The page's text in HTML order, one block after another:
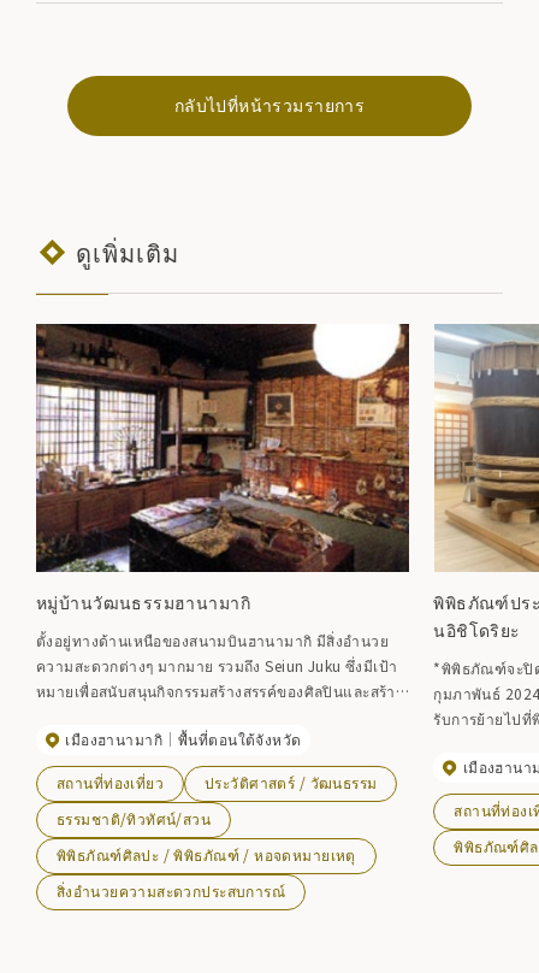
กลับไปที่หน้ารวมรายการ
ดูเพิ่มเติม
หมู่บ้านวัฒนธรรมฮานามากิ
ตั้งอยู่ทางด้านเหนือของสนามบินฮานามากิ มีสิ่งอำนวย
ความสะดวกต่างๆ มากมาย รวมถึง Seiun Juku ซึ่งมีเป้า
หมายเพื่อสนับสนุนกิจกรรมสร้างสรรค์ของศิลปินและสร้าง
ปฏิสัมพันธ์ เช่นเดียวกับ Seiun Juku ซึ่งมีเป้าหมายเพื่อ
เพิ่มความเป็นอิสระ ความคิดและความคิดสร้างสรรค์ของ
เด็กๆ เราจะจัดงาน “สัมมนา Next Generation (ห้องเรียน
ฟรี)” กรุณาสอบถามรายละเอียด นอกจากนี้ ยังดำเนินการ
โดยสภาหมู่บ้านวัฒนธรรมฮานามากิ ซึ่งกลายเป็น NPO
แห่งแรกในจังหวัดอิวาเตะที่ได้รับการรับรองในปี 1999
เมืองฮานามากิ พื้นที่ตอนใต้จังหวัด
สถานที่ท่องเที่ยว
ประวัติศาสตร์ / วัฒนธรรม
ธรรมชาติ/ทิวทัศน์/สวน
พิพิธภัณฑ์ศิลปะ / พิพิธภัณฑ์ / หอจดหมายเหตุ
สิ่งอำนวยความสะดวกประสบการณ์
พิพิธภัณฑ์ปร
นอิชิโดริยะ
*พิพิธภัณฑ์จะปิ
กุมภาพันธ์
รับการย้ายไป
นิ และปัจจุบันเปิด
แสดงอุปกรณ์กา
สาเกในภาคใต้
การกลั่นสาเกจ
ทรัพย์สินทาง
เมืองฮานา
สถานที่ท่องเ
พิพิธภัณฑ์ศิล